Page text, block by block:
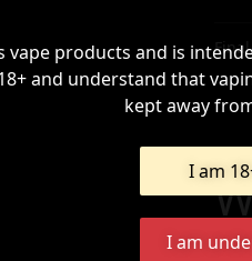
vape products and is
and understand that
kept away
I am
I am